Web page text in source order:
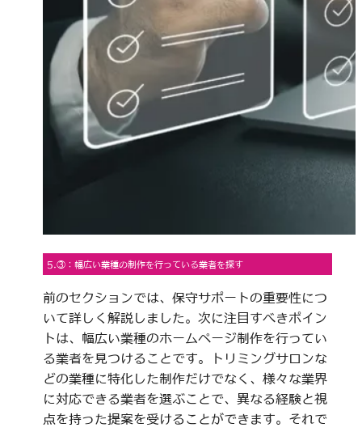
5.③：幅広い業種の制作を行っている業者を探す
前のセクションでは、保守サポートの重要性につ
いて詳しく解説しました。次に注目すべきポイン
トは、幅広い業種のホームページ制作を行ってい
る業者を見つけることです。トリミングサロンな
どの業種に特化した制作だけでなく、様々な業界
に対応できる業者を選ぶことで、異なる経験と視
点を持った提案を受けることができます。それで